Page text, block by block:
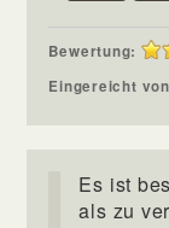
Bewertung:
Eingereicht
Es ist
als zu